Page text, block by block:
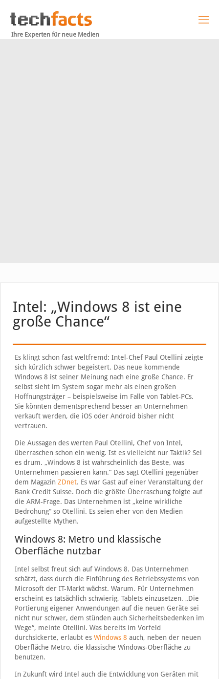
Ihre Experten für neue Medien
Intel: „Windows 8 ist eine
große Chance“
Es klingt schon fast weltfremd: Intel-Chef Paul Otellini zeigte
sich kürzlich schwer begeistert. Das neue kommende
Windows 8 ist seiner Meinung nach eine große Chance. Er
selbst sieht im System sogar mehr als einen großen
Hoffnungsträger – beispielsweise im Falle von Tablet-PCs.
Sie könnten dementsprechend besser an Unternehmen
verkauft werden, die iOS oder Android bisher nicht
vertrauen.
Die Aussagen des werten Paul Otellini, Chef von Intel,
überraschen schon ein wenig. Ist es vielleicht nur Taktik? Sei
es drum. „Windows 8 ist wahrscheinlich das Beste, was
Unternehmen passieren kann.“ Das sagt Otellini gegenüber
dem Magazin ZDnet. Es war Gast auf einer Veranstaltung der
Bank Credit Suisse. Doch die größte Überraschung folgte auf
die ARM-Frage. Das Unternehmen ist „keine wirkliche
Bedrohung“ so Otellini. Es seien eher von den Medien
aufgestellte Mythen.
Windows 8: Metro und klassische
Oberfläche nutzbar
Intel selbst freut sich auf Windows 8. Das Unternehmen
schätzt, dass durch die Einführung des Betriebssystems von
Microsoft der IT-Markt wächst. Warum. Für Unternehmen
erscheint es tatsächlich schwierig, Tablets einzusetzen. „Die
Portierung eigener Anwendungen auf die neuen Geräte sei
nicht nur schwer, dem stünden auch Sicherheitsbedenken im
Wege“, meinte Otellini. Was bereits im Vorfeld
durchsickerte, erlaubt es Windows 8 auch, neben der neuen
Oberfläche Metro, die klassische Windows-Oberfläche zu
benutzen.
In Zukunft wird Intel auch die Entwicklung von Geräten mit